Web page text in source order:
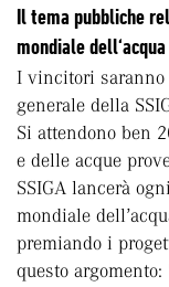
Il tema pubbliche
mondiale dell‘acqua
I vincitori saranno
generale della
Si attendono ben
e delle acque
SSIGA lancerà
mondiale
premiando i
questo